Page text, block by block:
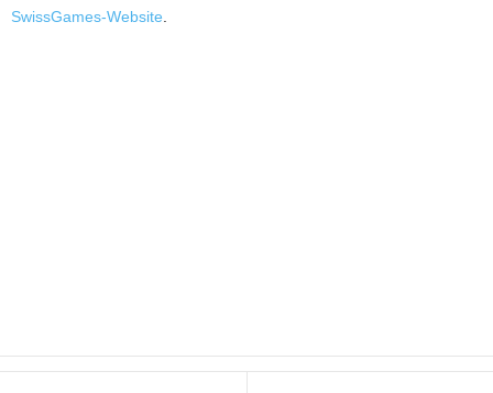
SwissGames-Website